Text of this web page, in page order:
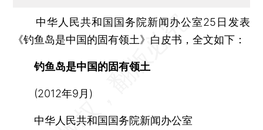
中华人民共和国国务院新闻办公室25日发表
《钓鱼岛是中国的固有领土》白皮书，全文如下：
钓鱼岛是中国的固有领土
(2012年9月)
中华人民共和国国务院新闻办公室